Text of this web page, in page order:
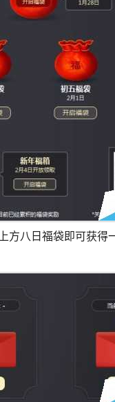
方八日福袋即可获得